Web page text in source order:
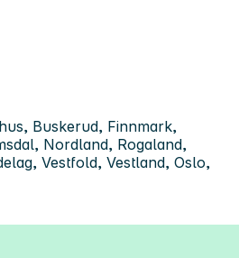
Buskerud, Finnmark,
Nordland, Rogaland,
Vestfold, Vestland, Oslo,